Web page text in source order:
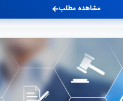
مشاهده مطلب